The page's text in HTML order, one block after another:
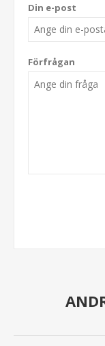
Din e-post
Förfrågan